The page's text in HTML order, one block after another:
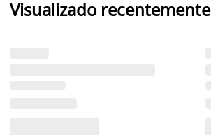
Visualizado recentemente